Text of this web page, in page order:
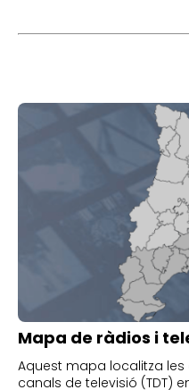
Imatge
Mapa de ràdios i
Aquest mapa localitza les
canals de televisió (TDT)